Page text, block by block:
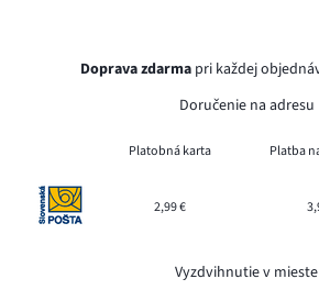
Doprava zdarma pri každej
Doručenie na adresu
Platobná karta Platba
2,99 €
Vyzdvihnutie v mieste